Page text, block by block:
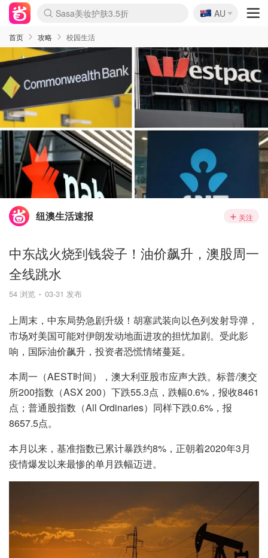
lululemon折扣上新
Sasa美妆护肤3.5折
SSENSE年中3折
FreshBeauty好价汇总
Cettire降价+叠9折
WWS Coles超市实拍
viagogo二手票捡漏
Myer超级周末1折
The Outnet奢牌1折起
David Jones 3折起
Flannels大牌1折
Perfumes Club护肤1折
AMIRO返校季6.2折
Amazon折扣汇总
eToro入金$200送$50
Amazon数码好物
ICONIC本周7.5折
ThedoubleF高奢地板价
Moose Knuckles 6折
丝芙兰5折起
EUFY官网3.7折起
Selenichast首饰2折
Trip机票酒店促销
YSL送5件彩妆礼
Amazon家居好物
Amazon美妆护肤
雅漾大喷$8
过敏原检测盒$33
伊索独家赠50ml沐浴露
科颜氏清仓3折
SEALIFE海洋馆门票6折
丝塔芙大白罐$16
订阅Newsletter送香薰
Cult Beauty 6.8折
Harrods圣诞日历2.3折
LN-CC奢牌私促3折
d'Alba空姐喷雾$16
EVE LOM套装逆天2折
Bernardelli独家4折
Adore Beauty 6折起
CT圣诞日历
Mytheresa奢品2.7折
Luxury Escapes 9折
Currentbody美容仪9折
MOON Garden Live
Roborock扫地机3.7折
Tingo Life水杯$24
Valentino官网5折
CR洗发护发6.3折
修丽可套装7.4折
Myer彩妆2件7折
GANNI官网4.5折
Stylevana韩妆4折
Tessabit高奢8.5折
OGX洗护4折
Amazon阿德莱德次日达
卡诗8.5折+赠礼
Philips Hue灯具8折
🇦🇺
AU
首页 攻略 校园生活
纽澳生活速报 关注
中东战火烧到钱袋子！油价飙升，澳股周一
全线跳水
54 浏览 03-31 发布
上周末，中东局势急剧升级！胡塞武装向以色列发射导弹，
市场对美国可能对伊朗发动地面进攻的担忧加剧。受此影
响，国际油价飙升，投资者恐慌情绪蔓延。
本周一（AEST时间），澳大利亚股市应声大跌。标普/澳交
所200指数（ASX 200）下跌55.3点，跌幅0.6%，报收8461
点；普通股指数（All Ordinaries）同样下跌0.6%，报
8657.5点。
本月以来，基准指数已累计暴跌约8%，正朝着2020年3月
疫情爆发以来最惨的单月跌幅迈进。